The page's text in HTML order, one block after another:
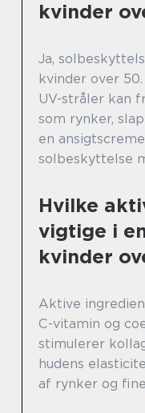
kvinder
Ja,
kvinder over
UV-stråler kan
som rynker,
en
solbeskyttelse
Hvilke
vigtige i
kvinder
Aktive
C-vitamin og
stimulerer
hudens
af rynker og